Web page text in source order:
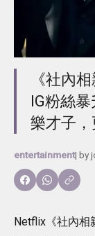
《社內
IG粉絲
樂才子，
entertainment| by
Netflix《社內相